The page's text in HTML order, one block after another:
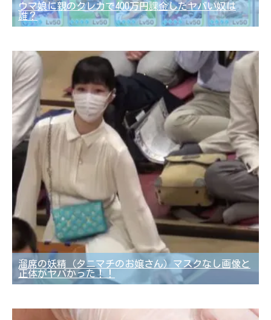
ウマ娘に親のクレカで400万円課金したヤバい奴は
誰？
溜席の妖精（タニマチのお嬢さん）マスクなし画像と
正体がヤバかった！！